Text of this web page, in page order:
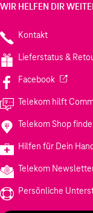
WIR HELFEN DIR
Kontakt
Lieferstatus &
Facebook(Wird in
Telekom hilft
Telekom Shop
Hilfen für Dein
Telekom
Persönliche